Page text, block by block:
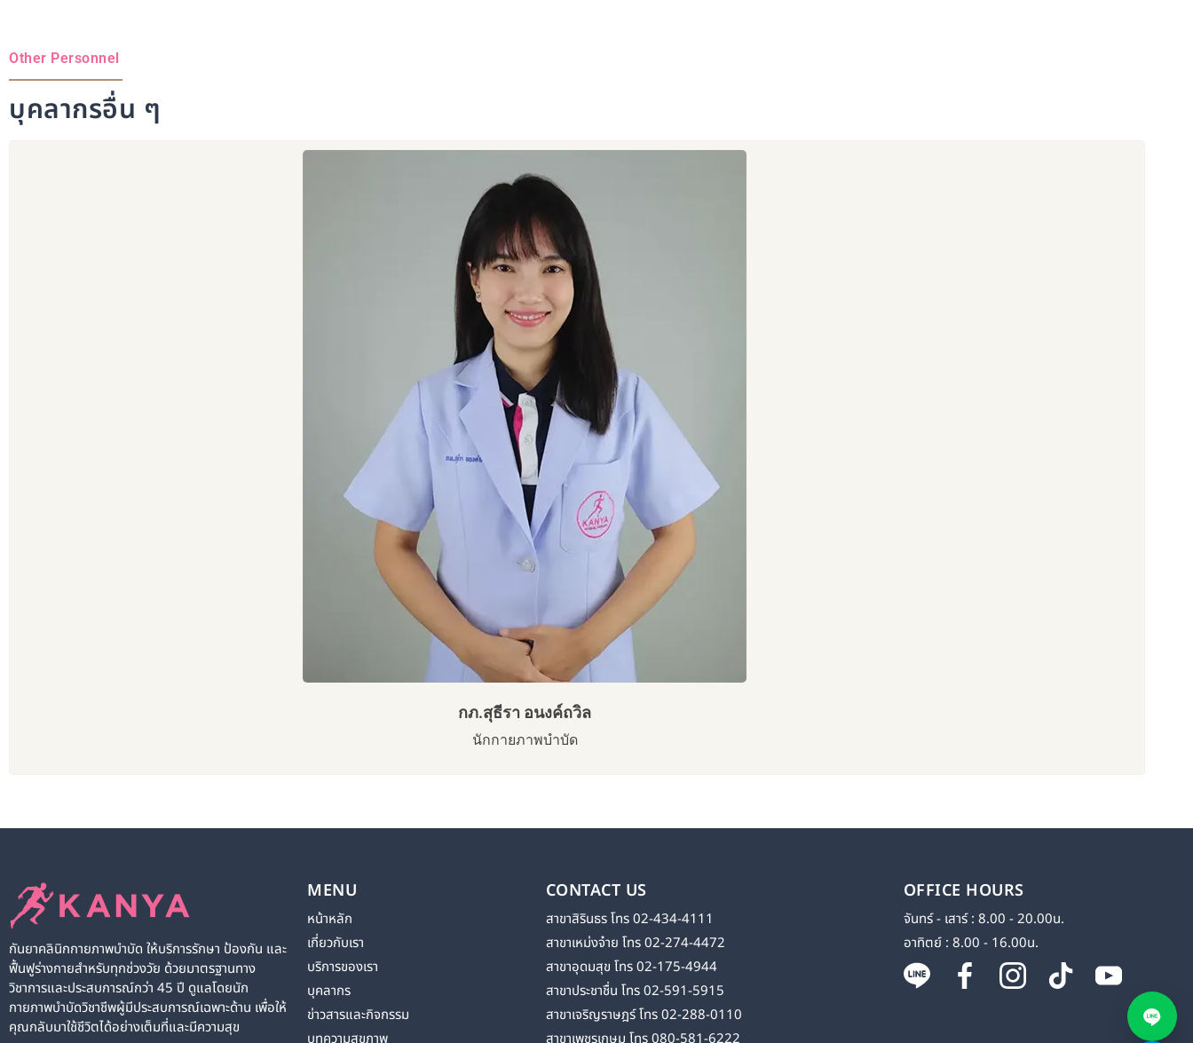
Other Personnel
บุคลากรอื่น ๆ
กภ.สุธีรา อนงค์ถวิล
นักกายภาพบำบัด
กันยาคลินิกกายภาพบำบัด ให้บริการรักษา ป้องกัน และ
ฟื้นฟูร่างกายสำหรับทุกช่วงวัย ด้วยมาตรฐานทาง
วิชาการและประสบการณ์กว่า 45 ปี ดูแลโดยนัก
กายภาพบำบัดวิชาชีพผู้มีประสบการณ์เฉพาะด้าน เพื่อให้
คุณกลับมาใช้ชีวิตได้อย่างเต็มที่และมีความสุข
MENU
หน้าหลัก
เกี่ยวกับเรา
บริการของเรา
บุคลากร
ข่าวสารและกิจกรรม
CONTACT US
สาขาสิรินธร โทร 02-434-4111
สาขาเหม่งจ๋าย โทร 02-274-4472
สาขาอุดมสุข โทร 02-175-4944
สาขาประชาชื่น โทร 02-591-5915
สาขาเจริญราษฎร์ โทร 02-288-0110
OFFICE HOURS
จันทร์ - เสาร์ : 8.00 - 20.00น.
อาทิตย์ : 8.00 - 16.00น.